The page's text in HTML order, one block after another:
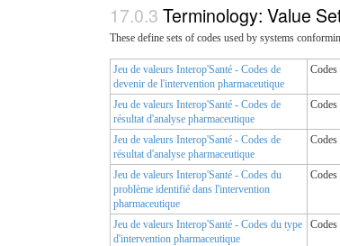
Terminology: Value
These define sets of codes used by systems
Jeu de valeurs Interop'Santé - Codes de
devenir de l'intervention pharmaceutique
Codes
Jeu de valeurs Interop'Santé - Codes de
résultat d'analyse pharmaceutique
Codes
Jeu de valeurs Interop'Santé - Codes de
résultat d'analyse pharmaceutique
Codes
Jeu de valeurs Interop'Santé - Codes du
problème identifié dans l'intervention
pharmaceutique
Codes
Jeu de valeurs Interop'Santé - Codes du type
d'intervention pharmaceutique
Codes